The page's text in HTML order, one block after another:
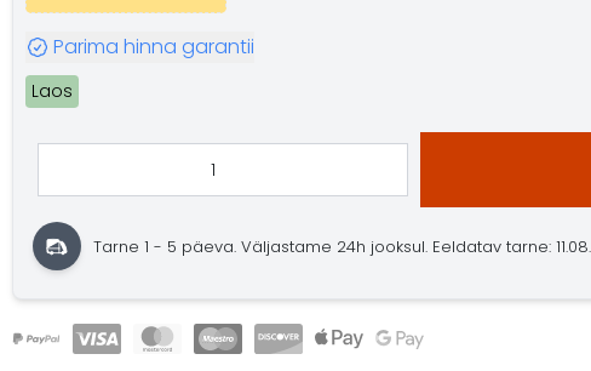
Parima hinna garantii
Laos
Tarne 1 - 5 päeva.Väljastame 24h jooksul. Eeldatav tarne: